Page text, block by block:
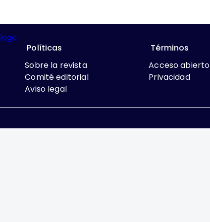
Políticas
Sobre la revista
Comité editorial
Aviso legal
Términos
Acceso abierto
Privacidad